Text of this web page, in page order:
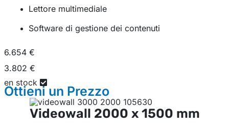
Lettore multimediale
Software di gestione dei contenuti
6.654 €
3.802 €
en stock
Ottieni un Prezzo
Videowall 2000 x 1500 mm